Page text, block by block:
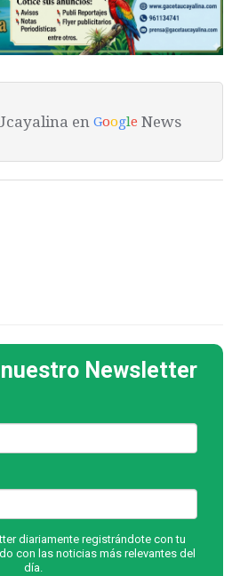
en Google News
Newsletter
diariamente registrándote con tu
con las noticias más relevantes del
día.